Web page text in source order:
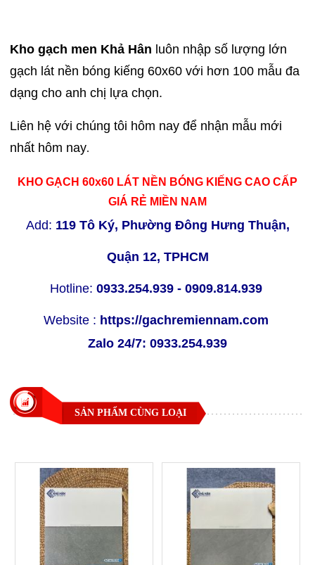
Kho gạch men Khả Hân luôn nhập số lượng lớn
gạch lát nền bóng kiếng 60x60 với hơn 100 mẫu đa
dạng cho anh chị lựa chọn.
Liên hệ với chúng tôi hôm nay để nhận mẫu mới
nhất hôm nay.
KHO GẠCH 60x60 LÁT NỀN BÓNG KIẾNG CAO CẤP
GIÁ RẺ MIỀN NAM
Add: 119 Tô Ký, Phường Đông Hưng Thuận,
Quận 12, TPHCM
Hotline: 0933.254.939 - 0909.814.939
Website : https://gachremiennam.com
Zalo 24/7: 0933.254.939
SẢN PHẨM CÙNG LOẠI